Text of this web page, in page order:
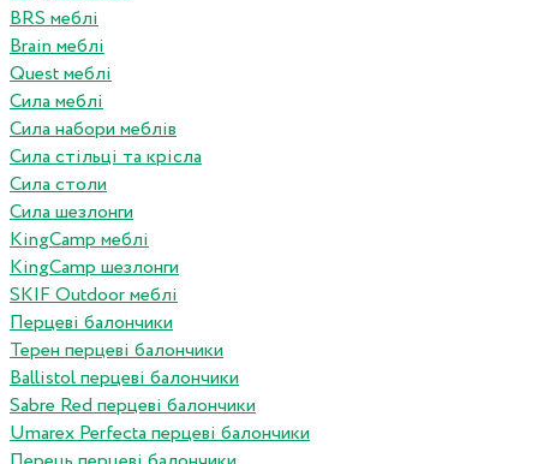
BRS меблі
Brain меблі
Quest меблі
Сила меблі
Сила набори меблів
Сила стільці та крісла
Сила столи
Сила шезлонги
KingCamp меблі
KingCamp шезлонги
SKIF Outdoor меблі
Перцеві балончики
Терен перцеві балончики
Ballistol перцеві балончики
Sabre Red перцеві балончики
Umarex Perfecta перцеві балончики